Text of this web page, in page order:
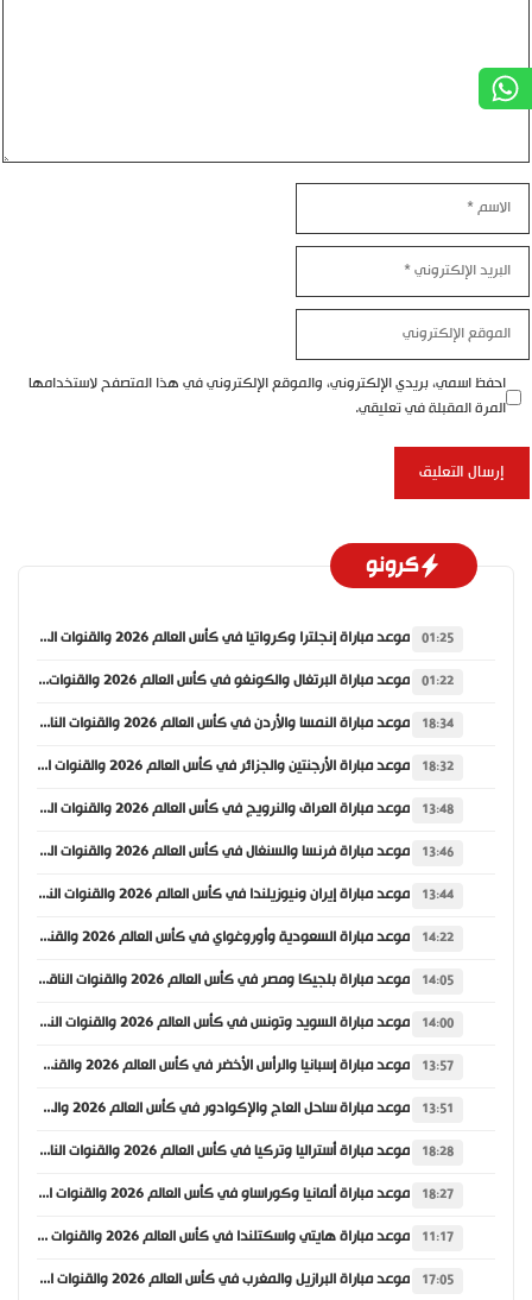
الإلكتروني
الإلكتروني
احفظ اسمي، بريدي الإلكتروني، والموقع الإلكتروني في هذا المتصفح لاستخدامها
المرة المقبلة في تعليقي.
كرونو
01:25 موعد مباراة إنجلترا وكرواتيا في كأس العالم 2026 والقنوات الناقلة
01:22 موعد مباراة البرتغال والكونغو في كأس العالم 2026 والقنوات الناقلة
18:34 موعد مباراة النمسا والأردن في كأس العالم 2026 والقنوات الناقلة
18:32 موعد مباراة الأرجنتين والجزائر في كأس العالم 2026 والقنوات الناقلة
13:48 موعد مباراة العراق والنرويج في كأس العالم 2026 والقنوات الناقلة
13:46 موعد مباراة فرنسا والسنغال في كأس العالم 2026 والقنوات الناقلة
13:44 موعد مباراة إيران ونيوزيلندا في كأس العالم 2026 والقنوات الناقلة
14:22 موعد مباراة السعودية وأوروغواي في كأس العالم 2026 والقنوات الناقلة
14:05 موعد مباراة بلجيكا ومصر في كأس العالم 2026 والقنوات الناقلة
14:00 موعد مباراة السويد وتونس في كأس العالم 2026 والقنوات الناقلة
13:57 موعد مباراة إسبانيا والرأس الأخضر في كأس العالم 2026 والقنوات الناقلة
13:51 موعد مباراة ساحل العاج والإكوادور في كأس العالم 2026 والقنوات الناقلة
18:28 موعد مباراة أستراليا وتركيا في كأس العالم 2026 والقنوات الناقلة
18:27 موعد مباراة ألمانيا وكوراساو في كأس العالم 2026 والقنوات الناقلة
11:17 موعد مباراة هايتي واسكتلندا في كأس العالم 2026 والقنوات الناقلة
17:05 موعد مباراة البرازيل والمغرب في كأس العالم 2026 والقنوات الناقلة